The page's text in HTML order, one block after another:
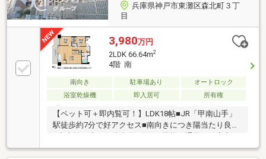
兵庫県神戸市東灘区森北町３丁
目
3,980万円
2LDK 66.64m2
4階 南
南向き 駐車場あり
オートロック
浴室乾燥機
即入居可 所有権
【ペット可＋即内覧可！】LDK18帖■JR「甲南山手」
駅徒歩約7分で好アクセス■南向きにつき陽当たり良好
不在時も安心の宅配ボックス完備